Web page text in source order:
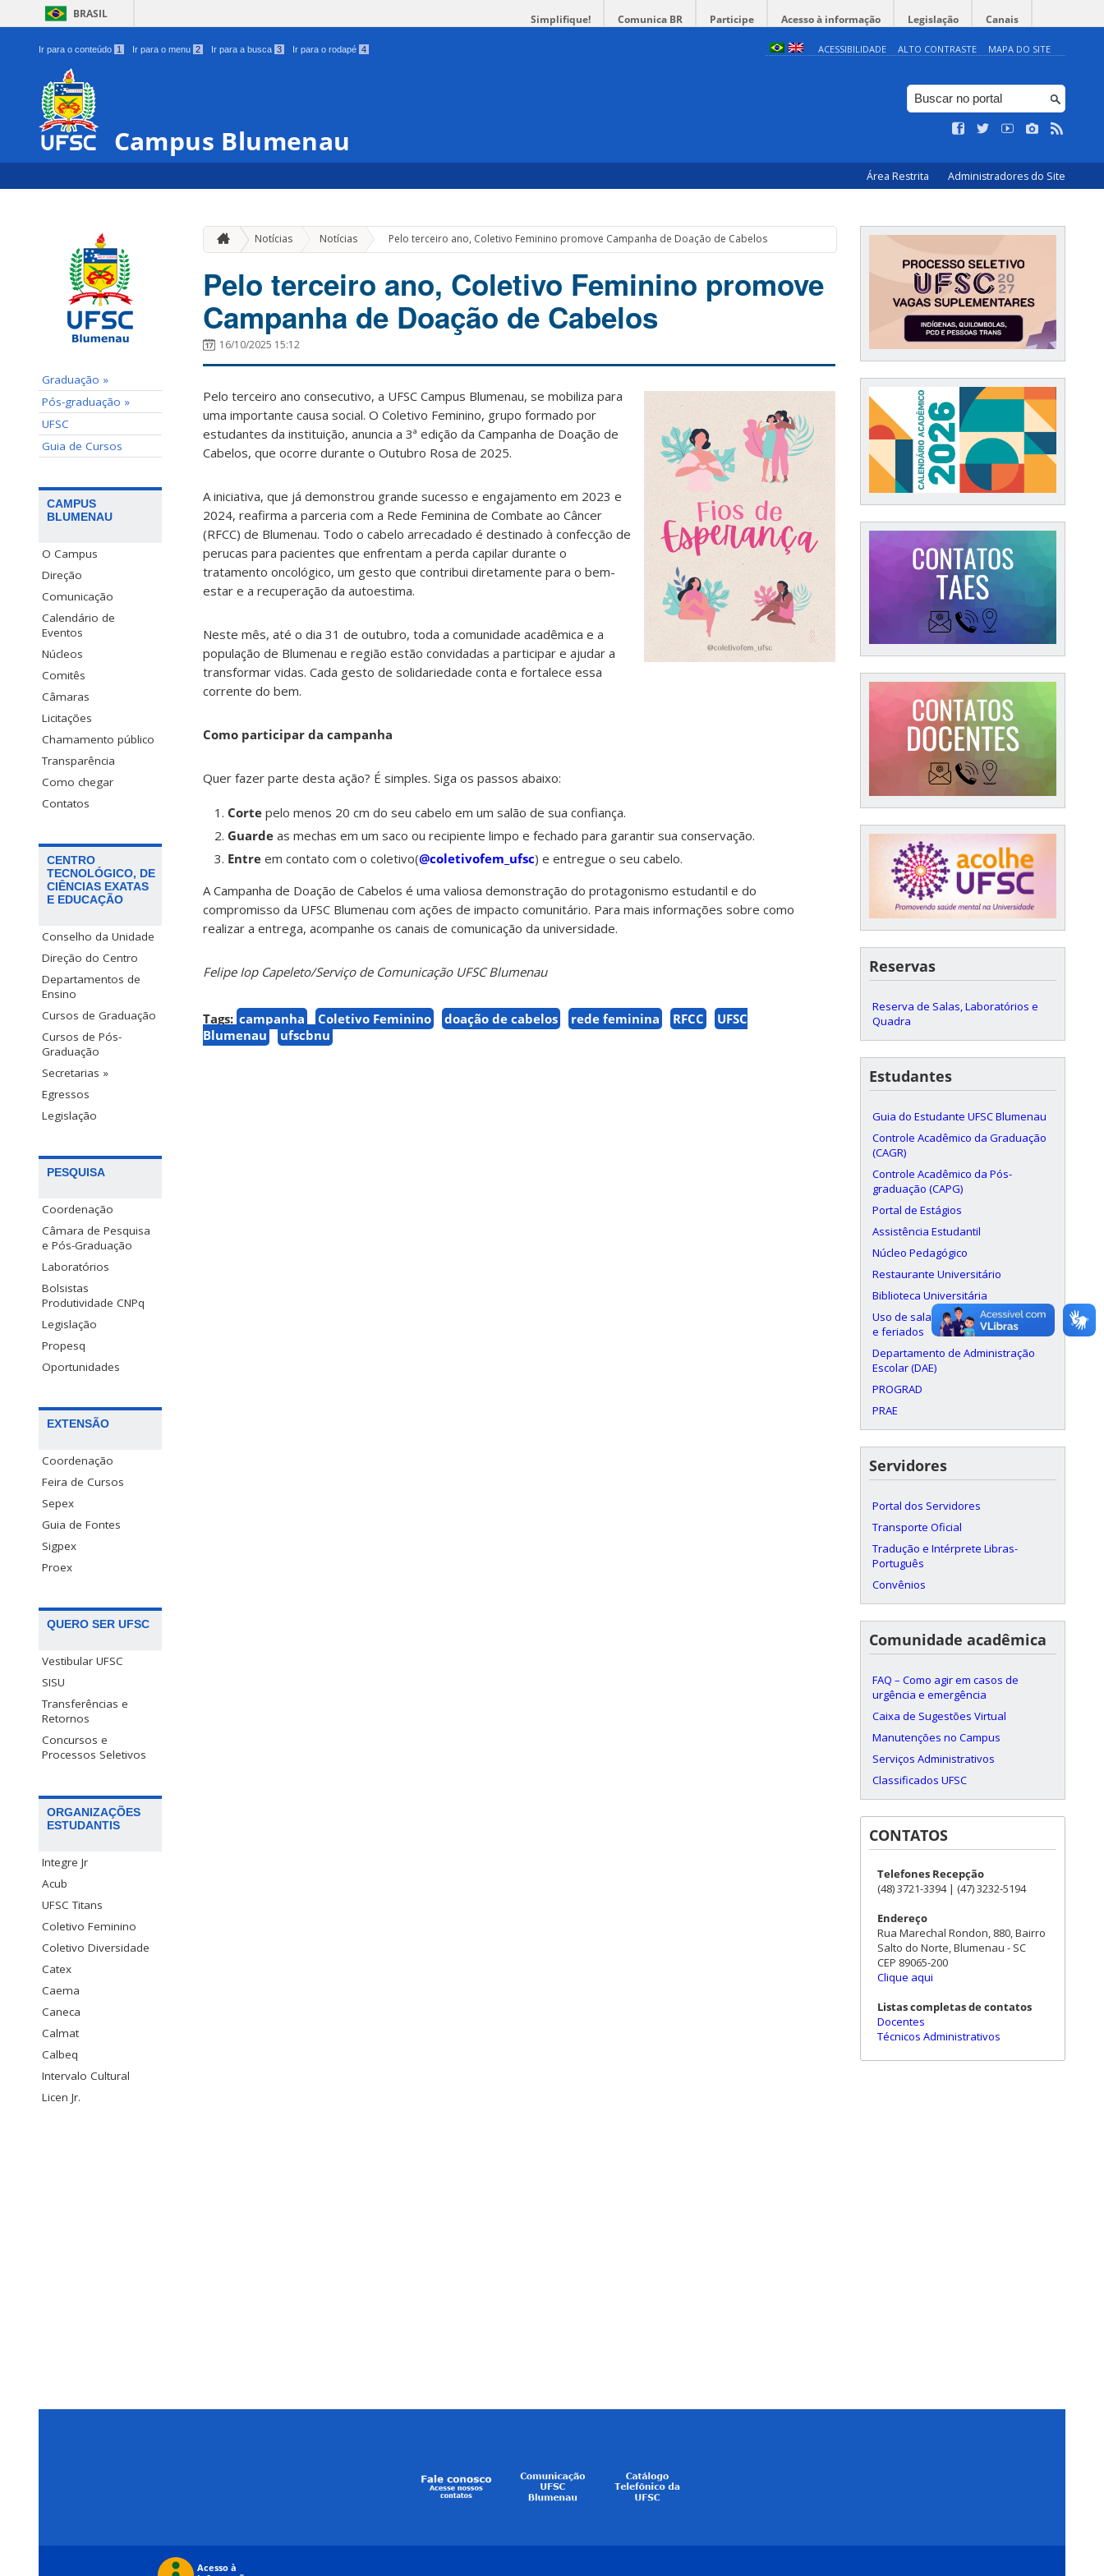
BRASIL Simplifique! Comunica BR Participe Acesso à informação Legislação Canais
Ir para o conteúdo 1 Ir para o menu 2 Ir para a busca 3 Ir para o rodapé 4 ACESSIBILIDADE ALTO CONTRASTE MAPA DO SITE
Campus Blumenau
Área Restrita Administradores do Site
Graduação »
Pós-graduação »
UFSC
Guia de Cursos
CAMPUS
BLUMENAU
O Campus
Direção
Comunicação
Calendário de
Eventos
Núcleos
Comitês
Câmaras
Licitações
Chamamento público
Transparência
Como chegar
Contatos
CENTRO
TECNOLÓGICO, DE
CIÊNCIAS EXATAS
E EDUCAÇÃO
Conselho da Unidade
Direção do Centro
Departamentos de
Ensino
Cursos de Graduação
Cursos de Pós-
Graduação
Secretarias »
Egressos
Legislação
PESQUISA
Coordenação
Câmara de Pesquisa
e Pós-Graduação
Laboratórios
Bolsistas
Produtividade CNPq
Legislação
Propesq
Oportunidades
EXTENSÃO
Coordenação
Feira de Cursos
Sepex
Guia de Fontes
Sigpex
Proex
QUERO SER UFSC
Vestibular UFSC
SISU
Transferências e
Retornos
Concursos e
Processos Seletivos
ORGANIZAÇÕES
ESTUDANTIS
Integre Jr
Acub
UFSC Titans
Coletivo Feminino
Coletivo Diversidade
Catex
Caema
Caneca
Calmat
Calbeq
Intervalo Cultural
Licen Jr.
Notícias Notícias » Pelo terceiro ano, Coletivo Feminino promove Campanha de Doação de Cabelos
Pelo terceiro ano, Coletivo Feminino promove
Campanha de Doação de Cabelos
16/10/2025 15:12
Pelo terceiro ano consecutivo, a UFSC Campus Blumenau, se mobiliza para
uma importante causa social. O Coletivo Feminino, grupo formado por
estudantes da instituição, anuncia a 3ª edição da Campanha de Doação de
Cabelos, que ocorre durante o Outubro Rosa de 2025.
A iniciativa, que já demonstrou grande sucesso e engajamento em 2023 e
2024, reafirma a parceria com a Rede Feminina de Combate ao Câncer
(RFCC) de Blumenau. Todo o cabelo arrecadado é destinado à confecção de
perucas para pacientes que enfrentam a perda capilar durante o
tratamento oncológico, um gesto que contribui diretamente para o bem-
estar e a recuperação da autoestima.
Neste mês, até o dia 31 de outubro, toda a comunidade acadêmica e a
população de Blumenau e região estão convidadas a participar e ajudar a
transformar vidas. Cada gesto de solidariedade conta e fortalece essa
corrente do bem.
Como participar da campanha
Quer fazer parte desta ação? É simples. Siga os passos abaixo:
Corte pelo menos 20 cm do seu cabelo em um salão de sua confiança.
Guarde as mechas em um saco ou recipiente limpo e fechado para garantir sua conservação.
Entre em contato com o coletivo(@coletivofem_ufsc) e entregue o seu cabelo.
A Campanha de Doação de Cabelos é uma valiosa demonstração do protagonismo estudantil e do
compromisso da UFSC Blumenau com ações de impacto comunitário. Para mais informações sobre como
realizar a entrega, acompanhe os canais de comunicação da universidade.
Felipe Iop Capeleto/Serviço de Comunicação UFSC Blumenau
Tags: campanha Coletivo Feminino doação de cabelos rede feminina RFCC
UFSC
Blumenau
ufscbnu
Reservas
Reserva de Salas, Laboratórios e
Quadra
Estudantes
Guia do Estudante UFSC Blumenau
Controle Acadêmico da Graduação
(CAGR)
Controle Acadêmico da Pós-
graduação (CAPG)
Portal de Estágios
Assistência Estudantil
Núcleo Pedagógico
Restaurante Universitário
Biblioteca Universitária
Uso de salas aos finais de semana
e feriados
Departamento de Administração
Escolar (DAE)
PROGRAD
PRAE
Servidores
Portal dos Servidores
Transporte Oficial
Tradução e Intérprete Libras-
Português
Convênios
Comunidade acadêmica
FAQ – Como agir em casos de
urgência e emergência
Caixa de Sugestões Virtual
Manutenções no Campus
Serviços Administrativos
Classificados UFSC
CONTATOS
Telefones Recepção
(48) 3721-3394 | (47) 3232-5194
Endereço
Rua Marechal Rondon, 880, Bairro
Salto do Norte, Blumenau - SC
CEP 89065-200
Clique aqui
Listas completas de contatos
Docentes
Técnicos Administrativos